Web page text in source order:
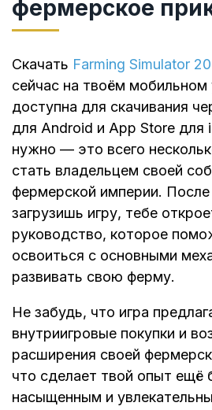
фермерское
Скачать Farming Simulator 20
сейчас на твоём мобильном
доступна для скачивания
для Android и App Store для
нужно — это всего
стать владельцем своей
фермерской империи. После
загрузишь игру, тебе
руководство, которое
освоиться с основными
развивать свою ферму.
Не забудь, что игра
внутриигровые покупки и
расширения своей
что сделает твой опыт ещё
насыщенным и